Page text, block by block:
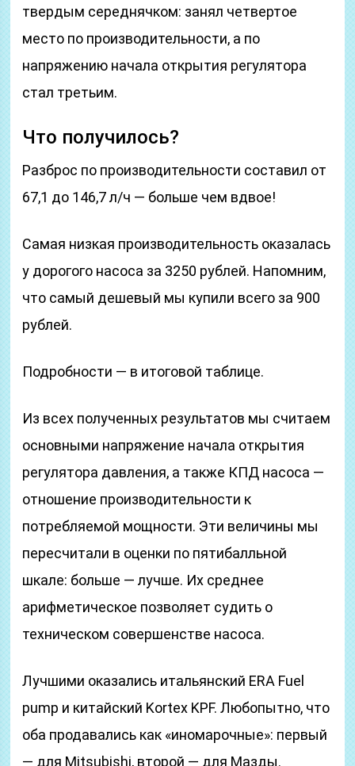
твердым середнячком: занял четвертое
место по производительности, а по
напряжению начала открытия регулятора
стал третьим.
Что получилось?
Разброс по производительности составил от
67,1 до 146,7 л/ч — больше чем вдвое!
Cамая низкая производительность оказалась
у дорогого насоса за 3250 рублей. Напомним,
что самый дешевый мы купили всего за 900
рублей.
Подробности — в итоговой таблице.
Из всех полученных результатов мы считаем
основными напряжение начала открытия
регулятора давления, а также КПД насоса —
отношение производительности к
потребляемой мощности. Эти величины мы
пересчитали в оценки по пятибалльной
шкале: больше — лучше. Их среднее
арифметическое позволяет судить о
техническом совершенстве насоса.
Лучшими оказались итальянский ERA Fuel
pump и китайский Kortex KPF. Любопытно, что
оба продавались как «иномарочные»: первый
— для Mitsubishi, второй — для Мазды.